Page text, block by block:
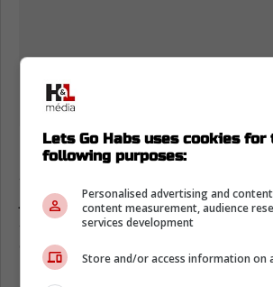
De plus, d'après Marco
joueur le mieux payé de
salaire du numéro 48 ne
celui de
millions de dollars.
Lets Go Habs uses cookies for
following purposes:
Personalised advertising and
content measurement, audience
services development
Store and/or access information on